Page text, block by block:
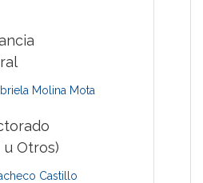
Molina Mota
u Otros)
Castillo